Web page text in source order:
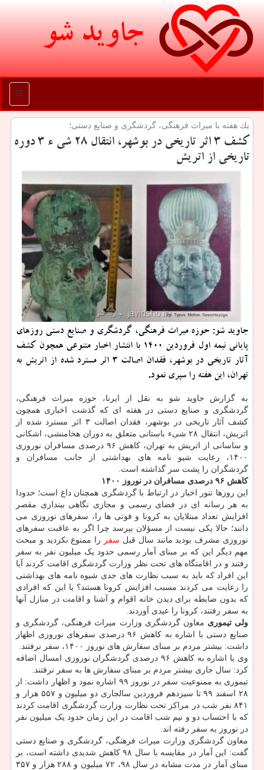
جاوید شو
منو
یك هفته با میراث فرهنگی، گردشگری و صنایع دستی؛
كشف 3 اثر تاریخی در بوشهر، انتقال 28 شی ء 3 دوره
تاریخی از اتریش
جاوید شو: حوزه میراث فرهنگی، گردشگری و صنایع دستی روزهای
پایانی نیمه اول فروردین ۱۴۰۰ با انتشار اخبار متنوعی همچون کشف
آثار تاریخی در بوشهر، فقدان اصالت ۳ اثر مسترد شده از اتریش به
تهران، این هفته را سپری نمود.
به گزارش جاوید شو به نقل از ایرنا، حوزه میراث فرهنگی،
گردشگری و صنایع دستی در هفته ای که گذشت اخباری همچون
کشف آثار تاریخی در بوشهر، فقدان اصالت ۳ اثر مسترد شده از
اتریش، انتقال ۲۸ شیء باستانی متعلق به دوران هخامنشی، اشکانی
و ساسانی از اتریش به تهران، کاهش ۹۶ درصدی مسافران نوروزی
۱۴۰۰، رعایت شیو نامه های بهداشتی از جانب مسافران و
گردشگران را پشت سر گذاشته است.
کاهش ۹۶ درصدی مسافران در نوروز ۱۴۰۰
این روزها تنور اخبار در ارتباط با گردشگری همچنان داغ است؛ حدودا
به هر رسانه ای در فضای رسمی و مجازی نگاهی بیندازی مقصر
افزایش تعداد مبتلایان به کرونا و فوتی ها را، سفرهای نوروزی می
دانند؛ حالا یکی نیست از مسؤلان بپرسد چرا اگر به عاقبت سفرهای
نوروزی مشرف بودید مانند سال قبل سفر
را ممنوع نکردید و مبحث
مهم دیگر این که بر مبنای آمار رسمی حدود یک میلیون نفر به سفر
رفتند و در اقامتگاه های تحت نظر وزارت گردشگری اقامت کردند آیا
این افراد که باید به سبب نظارت های جدی شیوه نامه های بهداشتی
را رعایت می کردند مسبب افزایش کرونا هستند؟ یا این که افرادی
که بدون ضابطه برای دیدن خانه اقوام و آشنا و اقامت در منازل آنها
به سفر رفتند، کرونا را عیدی آوردند.
ولی تیموری معاون گردشگری وزارت میراث فرهنگی، گردشگری و
صنایع دستی با اشاره به کاهش ۹۶ درصدی سفرهای نوروزی اظهار
داشت: بیشتر مردم بر مبنای سفارش های نوروز ۱۴۰۰، سفر نرفتند.
وی با اشاره به کاهش ۹۶ درصدی گردشگران نوروزی امسال اضافه
کرد: سال جاری بیشتر مردم بر مبنای سفارش ها به سفر نرفتند.
تیموری به ممنوعیت سفر در نوروز ۹۹ اشاره نمود و اظهار داشت: از
۲۸ اسفند ۹۹ تا سیزدهم فروردین سالجاری دو میلیون و ۵۵۷ هزار و
۸۴۱ نفر شب در مراکز تحت نظارت وزارت گردشگری اقامت کردند
که با احتساب دو و نیم شب اقامت در این زمان حدود یک میلیون نفر
در نوروز به سفر رفته اند.
معاون گردشگری وزارت میراث فرهنگی، گردشگری و صنایع دستی
گفت: این آمار در مقایسه با سال ۹۸ کاهش شدیدی داشته است، بر
مبنای آمار در مدت مشابه در سال ۹۸، ۷۲ میلیون و ۲۸۸ هزار و ۳۵۷